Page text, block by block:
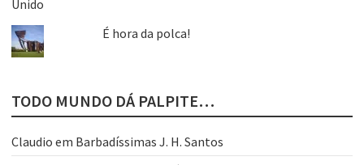
É hora da polca!
TODO MUNDO DÁ PALPITE…
Claudio em Barbadíssimas J. H. Santos